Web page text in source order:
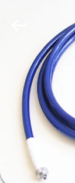
HUIS
ONS